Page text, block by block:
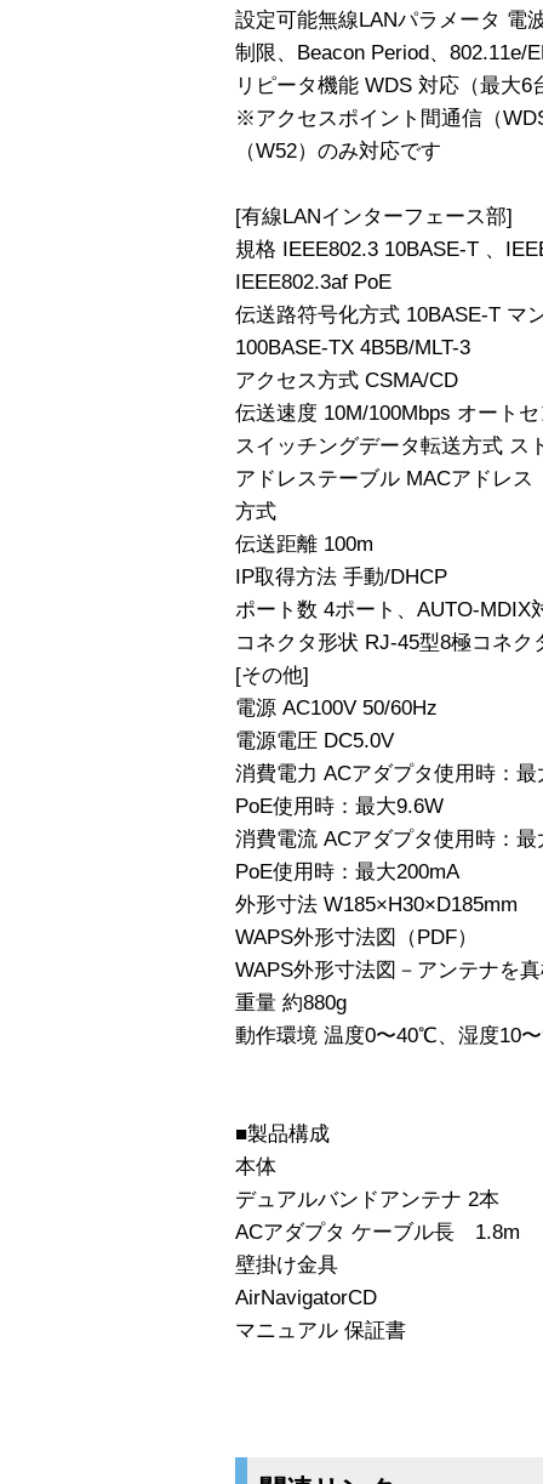
設定可能無線LANパラメータ 電
制限、Beacon Period、802.11e/
リピータ機能 WDS 対応（最大6
※アクセスポイント間通信（
（W52）のみ対応です
[有線LANインターフェース部]
規格 IEEE802.3 10BASE-T 、
IEEE802.3af PoE
伝送路符号化方式 10BASE-T マ
100BASE-TX 4B5B/MLT-3
アクセス方式 CSMA/CD
伝送速度 10M/100Mbps オート
スイッチングデータ転送方式 ス
アドレステーブル MACアドレ
方式
伝送距離 100m
IP取得方法 手動/DHCP
ポート数 4ポート、AUTO-MDIX
コネクタ形状 RJ-45型8極コネク
[その他]
電源 AC100V 50/60Hz
電源電圧 DC5.0V
消費電力 ACアダプタ使用時：最
PoE使用時：最大9.6W
消費電流 ACアダプタ使用時：最
PoE使用時：最大200mA
外形寸法 W185×H30×D185mm
WAPS外形寸法図（PDF）
WAPS外形寸法図－アンテナを
重量 約880g
動作環境 温度0〜40℃、湿度10
■製品構成
本体
デュアルバンドアンテナ 2本
ACアダプタ ケーブル長 1.8m
壁掛け金具
AirNavigatorCD
マニュアル 保証書